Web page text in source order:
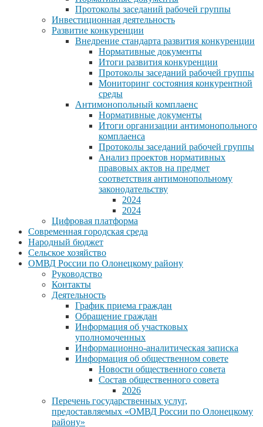
Протоколы заседаний рабочей группы
Инвестиционная деятельность
Развитие конкуренции
Внедрение стандарта развития конкуренции
Нормативные документы
Итоги развития конкуренции
Протоколы заседаний рабочей группы
Мониторинг состояния конкурентной
среды
Антимонопольный комплаенс
Нормативные документы
Итоги организации антимонопольного
комплаенса
Протоколы заседаний рабочей группы
Анализ проектов нормативных
правовых актов на предмет
соответствия антимонопольному
законодательству
2024
2024
Цифровая платформа
Современная городская среда
Народный бюджет
Сельское хозяйство
ОМВД России по Олонецкому району
Руководство
Контакты
Деятельность
График приема граждан
Обращение граждан
Информация об участковых
уполномоченных
Информационно-аналитическая записка
Информация об общественном совете
Новости общественного совета
Состав общественного совета
2026
Перечень государственных услуг,
предоставляемых «ОМВД России по Олонецкому
району»